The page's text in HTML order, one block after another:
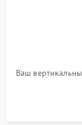
Ваш